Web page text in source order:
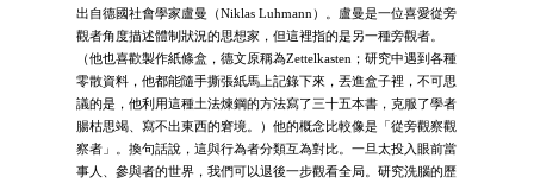
出自德國社會學家盧曼（Niklas Luhmann）。盧曼是一位喜愛從旁
觀者角度描述體制狀況的思想家，但這裡指的是另一種旁觀者。
（他也喜歡製作紙條盒，德文原稱為Zettelkasten；研究中遇到各種
零散資料，他都能隨手撕張紙馬上記錄下來，丟進盒子裡，不可思
議的是，他利用這種土法煉鋼的方法寫了三十五本書，克服了學者
腸枯思竭、寫不出東西的窘境。）他的概念比較像是「從旁觀察觀
察者」。換句話說，這與行為者分類互為對比。一旦太投入眼前當
事人、參與者的世界，我們可以退後一步觀看全局。研究洗腦的歷